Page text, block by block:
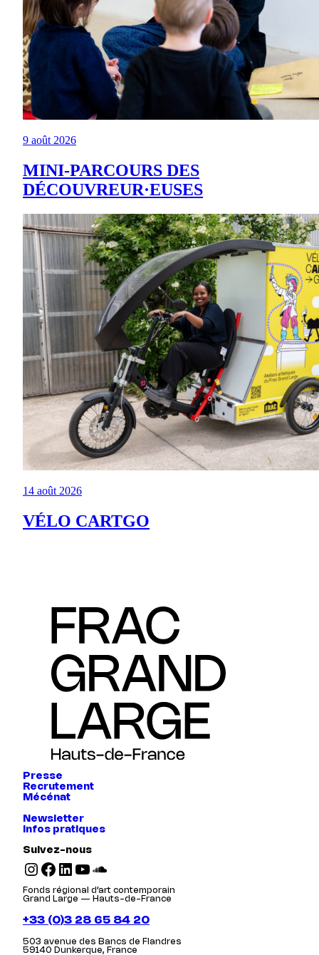
9 août 2026
MINI-PARCOURS DES
DÉCOUVREUR·EUSES
14 août 2026
VÉLO CARTGO
Presse
Recrutement
Mécénat
Newsletter
Infos pratiques
Suivez-nous
Instagram Facebook LinkedIn YouTube SoundCloud
Fonds régional d’art contemporain
Grand Large — Hauts-de-France
+33 (0)3 28 65 84 20
503 avenue des Bancs de Flandres
59140 Dunkerque, France